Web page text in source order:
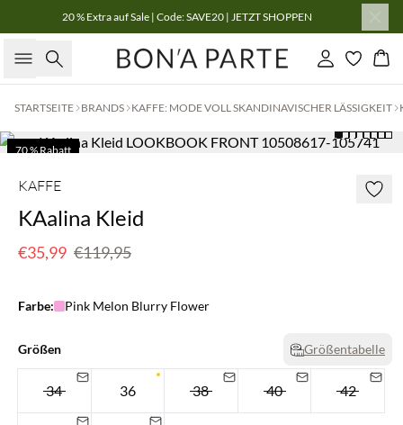
20 % Extra auf Sale | Code: SAVE20 | JETZT SHOPPEN
Suche Einloggen
STARTSEITE BRANDS KAFFE: MODE VOLL SKANDINAVISCHER LÄSSIGKEIT
70 % Rabatt
KAFFE
KAalina Kleid
€35,99 €119,95
Farbe: Pink Melon Blurry Flower
Größen Größentabelle
34 36 38 40 42